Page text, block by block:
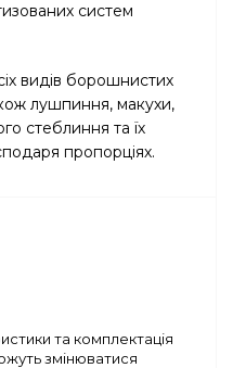
систем
видів борошнистих
лушпиння, макухи,
стеблиння та їх
пропорціях.
та комплектація
змінюватися